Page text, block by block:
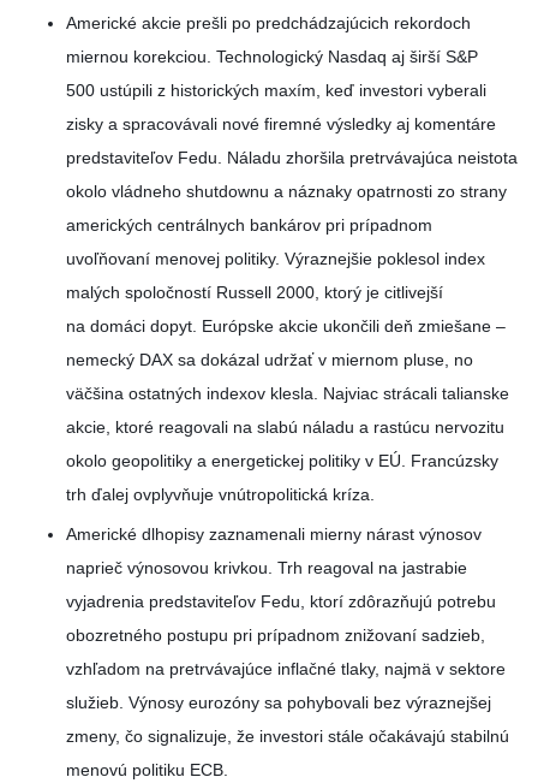
Americké akcie prešli po predchádzajúcich rekordoch
miernou korekciou. Technologický Nasdaq aj širší S&P
500 ustúpili z historických maxím, keď investori vyberali
zisky a spracovávali nové firemné výsledky aj komentáre
predstaviteľov Fedu. Náladu zhoršila pretrvávajúca neistota
okolo vládneho shutdownu a náznaky opatrnosti zo strany
amerických centrálnych bankárov pri prípadnom
uvoľňovaní menovej politiky. Výraznejšie poklesol index
malých spoločností Russell 2000, ktorý je citlivejší
na domáci dopyt. Európske akcie ukončili deň zmiešane –
nemecký DAX sa dokázal udržať v miernom pluse, no
väčšina ostatných indexov klesla. Najviac strácali talianske
akcie, ktoré reagovali na slabú náladu a rastúcu nervozitu
okolo geopolitiky a energetickej politiky v EÚ. Francúzsky
trh ďalej ovplyvňuje vnútropolitická kríza.
Americké dlhopisy zaznamenali mierny nárast výnosov
naprieč výnosovou krivkou. Trh reagoval na jastrabie
vyjadrenia predstaviteľov Fedu, ktorí zdôrazňujú potrebu
obozretného postupu pri prípadnom znižovaní sadzieb,
vzhľadom na pretrvávajúce inflačné tlaky, najmä v sektore
služieb. Výnosy eurozóny sa pohybovali bez výraznejšej
zmeny, čo signalizuje, že investori stále očakávajú stabilnú
menovú politiku ECB.